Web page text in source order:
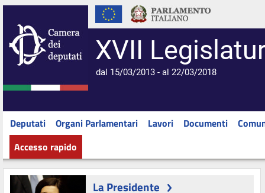
XVII
dal 15/03/2013 - al 22/03/2018
Deputati Organi Parlamentari Lavori Documenti
Accesso rapido
La Presidente